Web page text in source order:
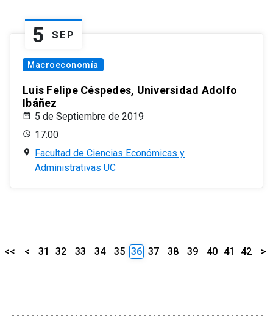
5 SEP
Macroeconomía
Luis Felipe Céspedes, Universidad Adolfo
Ibáñez
5 de Septiembre de 2019
17:00
Facultad de Ciencias Económicas y
Administrativas UC
<< < 31 32 33 34 35 36 37 38 39 40 41 42 >